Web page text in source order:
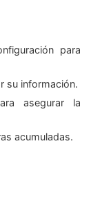
para
su información.
asegurar la
acumuladas.